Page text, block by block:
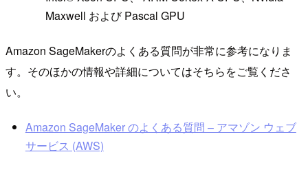
Maxwell および Pascal GPU
Amazon SageMakerのよくある質問が非常に参考になりま
す。そのほかの情報や詳細についてはそちらをご覧くださ
い。
Amazon SageMaker のよくある質問 – アマゾン ウェブ
サービス (AWS)